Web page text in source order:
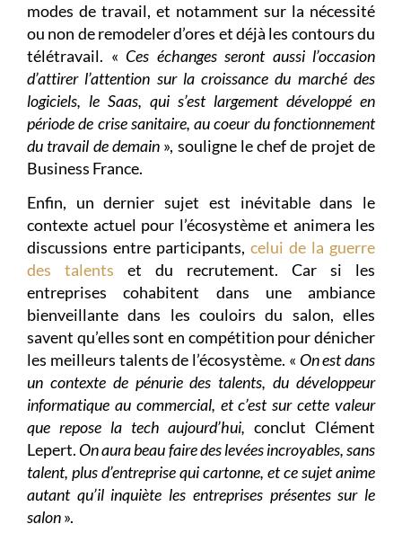
modes de travail, et notamment sur la nécessité
ou non de remodeler d’ores et déjà les contours du
télétravail. « Ces échanges seront aussi l’occasion
d’attirer l’attention sur la croissance du marché des
logiciels, le Saas, qui s’est largement développé en
période de crise sanitaire, au coeur du fonctionnement
du travail de demain», souligne le chef de projet de
Business France.
Enfin, un dernier sujet est inévitable dans le
contexte actuel pour l’écosystème et animera les
discussions entre participants, celui de la guerre
des talents et du recrutement. Car si les
entreprises cohabitent dans une ambiance
bienveillante dans les couloirs du salon, elles
savent qu’elles sont en compétition pour dénicher
les meilleurs talents de l’écosystème. « On est dans
un contexte de pénurie des talents, du développeur
informatique au commercial, et c’est sur cette valeur
que repose la tech aujourd’hui, conclut Clément
Lepert. On aura beau faire des levées incroyables, sans
talent, plus d’entreprise qui cartonne, et ce sujet anime
autant qu’il inquiète les entreprises présentes sur le
salon».